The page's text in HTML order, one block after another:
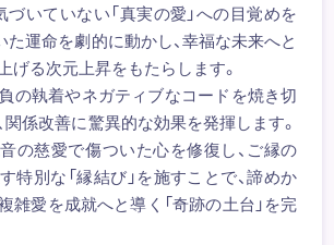
づいていない「真実の愛」への目覚めを
た運命を劇的に動かし、幸福な未来へと
げる次元上昇をもたらします。
の執着やネガティブなコードを焼き切
関係改善に驚異的な効果を発揮します。
の慈愛で傷ついた心を修復し、ご縁の
特別な「縁結び」を施すことで、諦めか
雑愛を成就へと導く「奇跡の土台」を完